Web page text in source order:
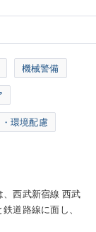
機械警備
環境配慮
西武新宿線 西武
道路線に面し、